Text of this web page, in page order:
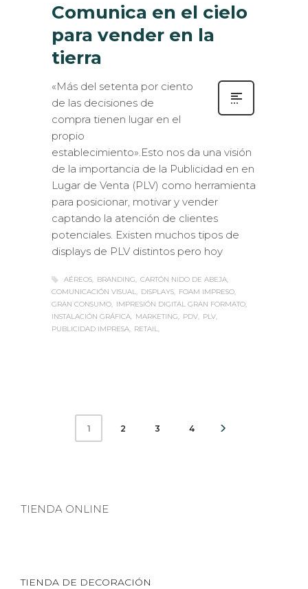
Comunica en el cielo
para vender en la
tierra
«Más del setenta por ciento
de las decisiones de
compra tienen lugar en el
propio
establecimiento».Esto nos da una visión
de la importancia de la Publicidad en en
Lugar de Venta (PLV) como herramienta
para posicionar, motivar y vender
captando la atención de clientes
potenciales. Existen muchos tipos de
displays de PLV distintos pero hoy
AÉREOS BRANDING
CARTÓN NIDO DE ABEJA
COMUNICACIÓN VISUAL
DISPLAYS
FOAM IMPRESO
GRAN CONSUMO
IMPRESIÓN DIGITAL GRAN FORMATO
INSTALACIÓN GRÁFICA
MARKETING PDV
PLV
PUBLICIDAD IMPRESA
RETAIL
1 2 3 4
TIENDA ONLINE
TIENDA DE DECORACIÓN